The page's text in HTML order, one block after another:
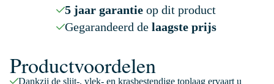
5 jaar garantieop dit product
Gegarandeerd de laagste prijs
Productvoordelen
Dankzij de slijt-, vlek- en krasbestendige toplaag ervaart u